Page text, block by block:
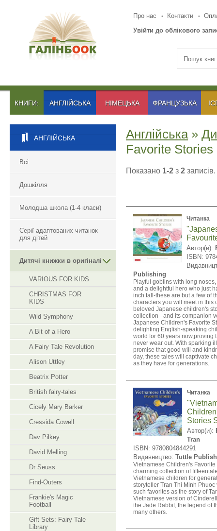
Про нас Контакти
Увійти до облікового
КНИГИ: АНГЛІЙСЬКА НІМЕЦЬКА ФРАНЦУЗЬКА
АНГЛІЙСЬКА
Всі
Дошкілля
Молодша школа (1-4 класи)
Серії адаптованих читанок
для дітей
Дитячі книжки в оригіналі
VARIOUS FOR KIDS
CHRISTMAS FOR
KIDS
Wild Symphony
A Bit of a Hero
A Fairy Tale Revolution
Alison Uttley
Beatrix Potter
British fairy-tales
Cicely Mary Barker
Cressida Cowell
Dav Pilkey
David Melling
Dr Seuss
Find-Outers
Frankie's Magic
Football
Gift Sets: Fairy Tale
Library
Англійська»
Favorite Stories
Показано 1-2 з 2 записів.
Читанка
Автор(и):
ISBN:
Publishing
Playful goblins with long
and a delightful hero who just
inch tall-these are but a few of
characters you will meet in this
beloved Japanese children's
collection - and its companion
Japanese Children's Favorite
delighting English-speaking
world for 60 years now,proving
never wear out. With sparking
promise that good will and
day, these tales will captivate
as they have for generations.
Читанка
Stories
Автор(и):
Tran
ISBN: 9780804844291
Видавництво: Tuttle
Vietnamese Children's Favorite
charming collection of
Vietnamese children for
storyteller Tran Thi Minh
such favorites as the story of
Vietnamese version of
the Jade Rabbit, the legend of
many others.